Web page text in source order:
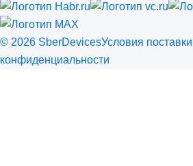
© 2026 SberDevicesУсловия поставки
конфиденциальности